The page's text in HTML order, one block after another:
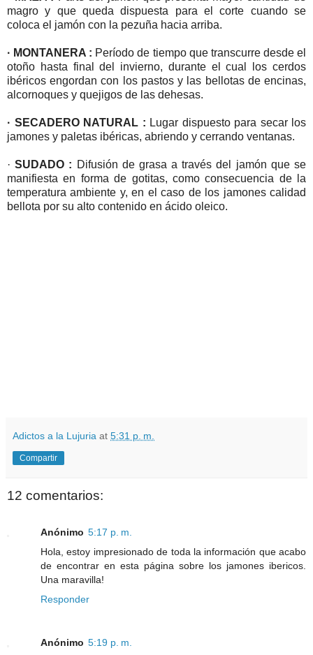
magro y que queda dispuesta para el corte cuando se
coloca el jamón con la pezuña hacia arriba.
· MONTANERA : Período de tiempo que transcurre desde el
otoño hasta final del invierno, durante el cual los cerdos
ibéricos engordan con los pastos y las bellotas de encinas,
alcornoques y quejigos de las dehesas.
· SECADERO NATURAL : Lugar dispuesto para secar los
jamones y paletas ibéricas, abriendo y cerrando ventanas.
· SUDADO : Difusión de grasa a través del jamón que se
manifiesta en forma de gotitas, como consecuencia de la
temperatura ambiente y, en el caso de los jamones calidad
bellota por su alto contenido en ácido oleico.
Adictos a la Lujuria at 5:31 p. m.
Compartir
12 comentarios:
Anónimo 5:17 p. m.
Hola, estoy impresionado de toda la información que acabo
de encontrar en esta página sobre los jamones ibericos.
Una maravilla!
Responder
Anónimo 5:19 p. m.